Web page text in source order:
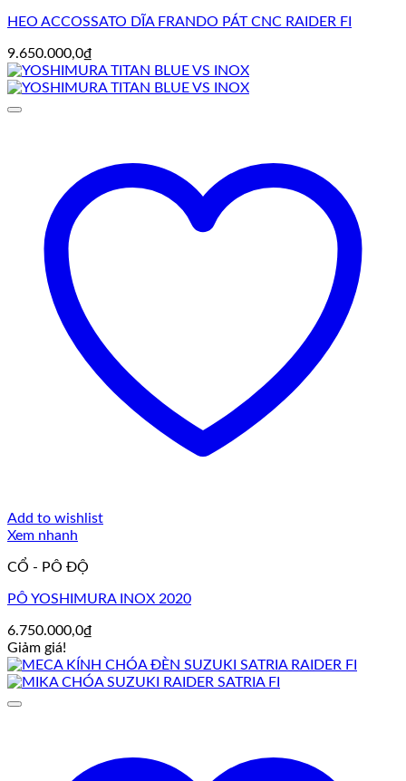
HEO ACCOSSATO DĨA FRANDO PÁT CNC RAIDER FI
9.650.000,0₫
Add to wishlist
Xem nhanh
CỔ - PÔ ĐỘ
PÔ YOSHIMURA INOX 2020
6.750.000,0₫
Giảm giá!